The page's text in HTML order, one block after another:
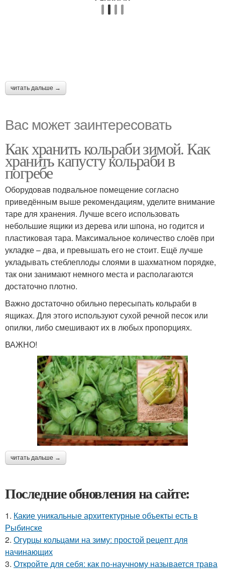
читать дальше →
Вас может заинтересовать
Как хранить кольраби зимой. Как
хранить капусту кольраби в
погребе
Оборудовав подвальное помещение согласно
приведённым выше рекомендациям, уделите внимание
таре для хранения. Лучше всего использовать
небольшие ящики из дерева или шпона, но годится и
пластиковая тара. Максимальное количество слоёв при
укладке – два, и превышать его не стоит. Ещё лучше
укладывать стеблеплоды слоями в шахматном порядке,
так они занимают немного места и располагаются
достаточно плотно.
Важно достаточно обильно пересыпать кольраби в
ящиках. Для этого используют сухой речной песок или
опилки, либо смешивают их в любых пропорциях.
ВАЖНО!
читать дальше →
Последние обновления на сайте:
1. Какие уникальные архитектурные объекты есть в
Рыбинске
2. Огурцы кольцами на зиму: простой рецепт для
начинающих
3. Откройте для себя: как по-научному называется трава